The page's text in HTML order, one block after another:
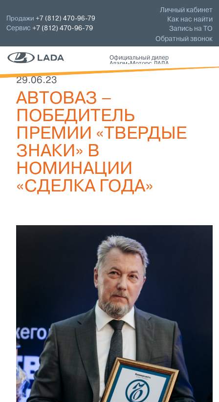
Личный кабинет
Как нас найти
Запись на ТО
Обратный звонок
Продажи+7 (812) 470-96-79
Сервис+7 (812) 470-96-79
Официальный дилер
Аларм-Моторс ЛАДА
29.06.23
АВТОВАЗ –
ПОБЕДИТЕЛЬ
ПРЕМИИ «ТВЕРДЫЕ
ЗНАКИ» В
НОМИНАЦИИ
«СДЕЛКА ГОДА»